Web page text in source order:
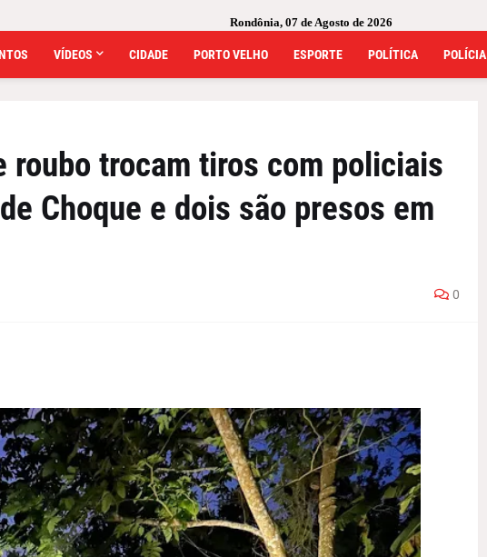
Rondônia, 07 de Agosto de 2026
VÍDEOS CIDADE PORTO VELHO ESPORTE POLÍTICA POLÍCIA
roubo trocam tiros com policiais
Choque e dois são presos em
0